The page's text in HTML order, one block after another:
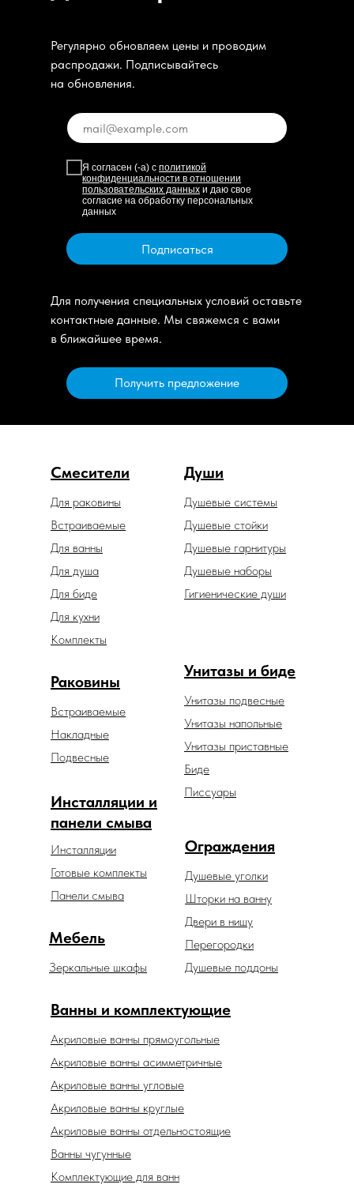
Регулярно обновляем цены и проводим
распродажи. Подписывайтесь
на обновления.
Я согласен (-а) с политикой
конфиденциальности в отношении
пользовательских данных и даю свое
согласие на обработку персональных
данных
Подписаться
Для получения специальных условий оставьте
контактные данные. Мы свяжемся с вами
в ближайшее время.
Получить предложение
Смесители Души
Душевые гарнитуры
Душевые системы
Гигиенические души
Душевые наборы
Унитазы и биде
Унитазы подвесные
Унитазы напольные
Унитазы приставные
Раковины
Встраиваемые
Накладные
Подвесные
Встраиваемые
Для биде
Для ванны
Для душа
Для раковины
Для кухни
Ванны и комплектующие
Акриловые ванны прямоугольные
Зеркальные шкафы
Мебель
Ограждения
Душевые уголки
Шторки на ванну
Двери в нишу
Перегородки
Душевые стойки
Биде
Душевые поддоны
Акриловые ванны отдельностоящие
Акриловые ванны асимметричные
Акриловые ванны угловые
Акриловые ванны круглые
Ванны чугунные
Комплектующие для ванн
Инсталляции и
панели смыва
Инсталляции
Готовые комплекты
Панели смыва
Комплекты
Писсуары